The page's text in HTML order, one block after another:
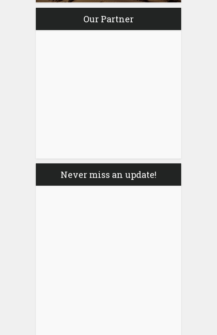
Our Partner
Never miss an update!